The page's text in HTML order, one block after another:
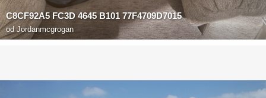
C8CF92A5 FC3D 4645 B101 77F4709D7015
odJordanmcgrogan